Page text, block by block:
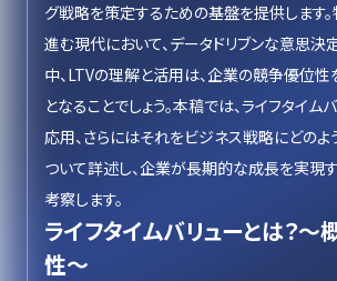
グ戦略を策定するための基盤を提供します
進む現代において、データドリブンな意思決
中、LTVの理解と活用は、企業の競争優位
となることでしょう。本稿では、ライフタイム
応用、さらにはそれをビジネス戦略にどの
ついて詳述し、企業が長期的な成長を実現
考察します。
ライフタイムバリューとは？〜
性〜